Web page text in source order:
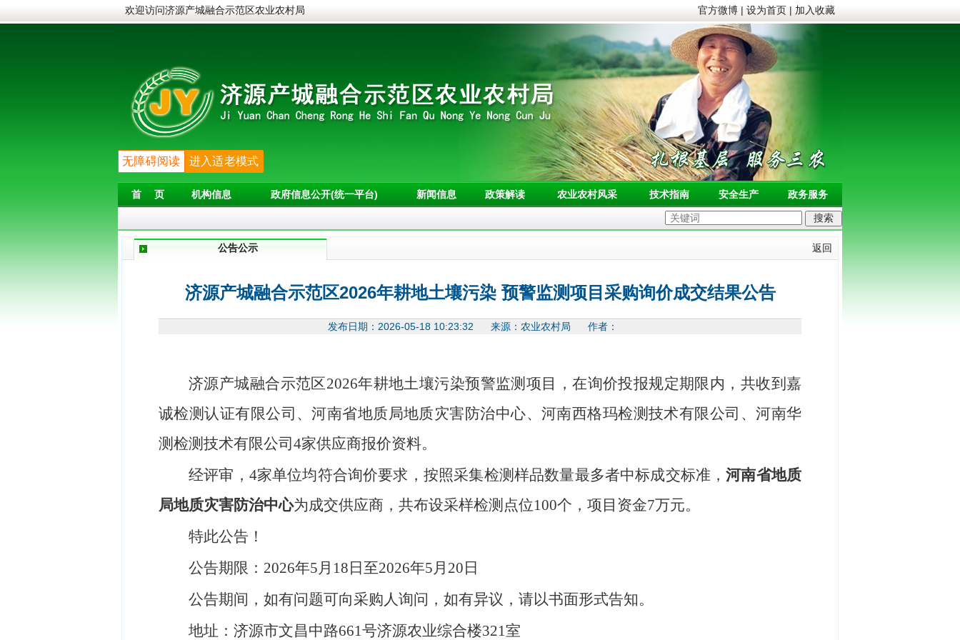
欢迎访问济源产城融合示范区农业农村局 官方微博 | 设为首页 | 加入收藏
无障碍阅读 进入适老模式
首 页 机构信息 政府信息公开(统一平台) 新闻信息 政策解读 农业农村风采 技术指南 安全生产 政务服务
公告公示 返回
济源产城融合示范区2026年耕地土壤污染 预警监测项目采购询价成交结果公告
发布日期：2026-05-18 10:23:32 来源：农业农村局 作者：
济源产城融合示范区2026年耕地土壤污染预警监测项目，在询价投报规定期限内， 共收到嘉
诚检测认证有限公司、河南省地质局地质灾害防治中心、河南西格玛检测技术有限公司、河南华
测检测技术有限公司 4家供应商报价资料。
经评审， 4家单位均符合询价要求，按照采集检测样品数量最多者中标成交标准，河南省地质
局地质灾害防治中心为成交供应商， 共布设采样检测点位100个，项目资金7万元。
特此公告！
公告期限： 2026年5月 18 日至2026年5月 20 日
公告期间，如有问题可向采购人询问，如有异议，请以书面形式告知。
地址：济源市文昌中路661号济源农业综合楼321室